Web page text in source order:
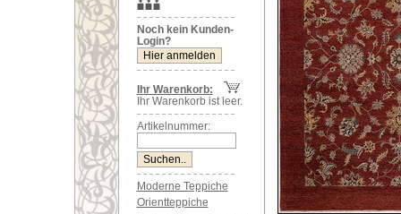
Noch kein Kunden-
Login?
Ihr Warenkorb:
Ihr Warenkorb ist leer.
Artikelnummer:
Moderne Teppiche
Orientteppiche